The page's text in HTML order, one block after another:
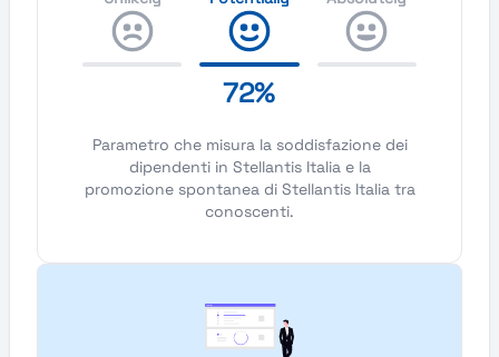
72%
Parametro che misura la soddisfazione dei
dipendenti in Stellantis Italia e la
promozione spontanea di Stellantis Italia tra
conoscenti.